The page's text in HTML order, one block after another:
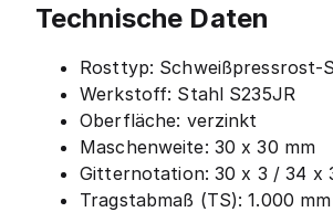
Technische Daten
Rosttyp: Schweißpressrost-
Werkstoff: Stahl S235JR
Oberfläche: verzinkt
Maschenweite: 30 x 30 mm
Gitternotation: 30 x 3 / 34 x
Tragstabmaß (TS): 1.000 mm